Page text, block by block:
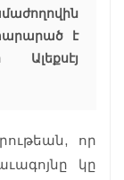
է
որ
կը